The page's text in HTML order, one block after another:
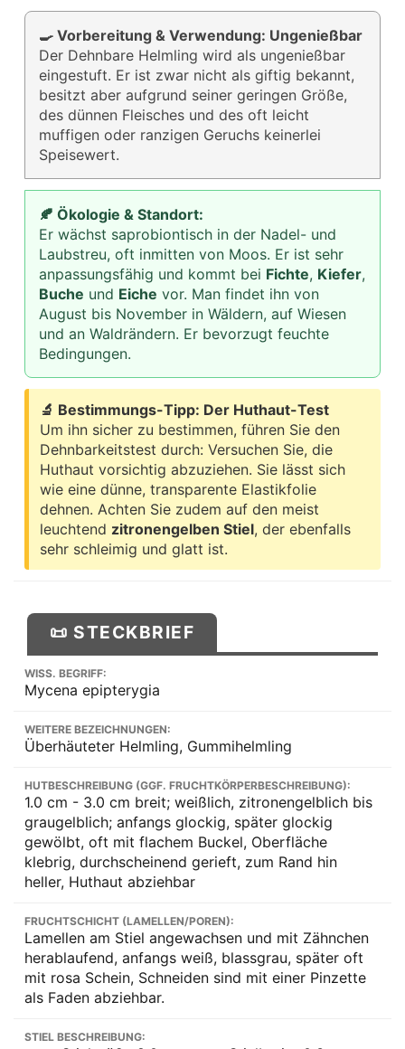
🍳 Vorbereitung & Verwendung: Ungenießbar
Der Dehnbare Helmling wird als ungenießbar
eingestuft. Er ist zwar nicht als giftig bekannt,
besitzt aber aufgrund seiner geringen Größe,
des dünnen Fleisches und des oft leicht
muffigen oder ranzigen Geruchs keinerlei
Speisewert.
🍂 Ökologie & Standort:
Er wächst saprobiontisch in der Nadel- und
Laubstreu, oft inmitten von Moos. Er ist sehr
anpassungsfähig und kommt bei Fichte, Kiefer,
Buche und Eiche vor. Man findet ihn von
August bis November in Wäldern, auf Wiesen
und an Waldrändern. Er bevorzugt feuchte
Bedingungen.
🔬 Bestimmungs-Tipp: Der Huthaut-Test
Um ihn sicher zu bestimmen, führen Sie den
Dehnbarkeitstest durch: Versuchen Sie, die
Huthaut vorsichtig abzuziehen. Sie lässt sich
wie eine dünne, transparente Elastikfolie
dehnen. Achten Sie zudem auf den meist
leuchtend zitronengelben Stiel, der ebenfalls
sehr schleimig und glatt ist.
📜 STECKBRIEF
WISS. BEGRIFF:
Mycena epipterygia
WEITERE BEZEICHNUNGEN:
Überhäuteter Helmling, Gummihelmling
HUTBESCHREIBUNG (GGF. FRUCHTKÖRPERBESCHREIBUNG):
1.0 cm - 3.0 cm breit; weißlich, zitronengelblich bis
graugelblich; anfangs glockig, später glockig
gewölbt, oft mit flachem Buckel, Oberfläche
klebrig, durchscheinend gerieft, zum Rand hin
heller, Huthaut abziehbar
FRUCHTSCHICHT (LAMELLEN/POREN):
Lamellen am Stiel angewachsen und mit Zähnchen
herablaufend, anfangs weiß, blassgrau, später oft
mit rosa Schein, Schneiden sind mit einer Pinzette
als Faden abziehbar.
STIEL BESCHREIBUNG: